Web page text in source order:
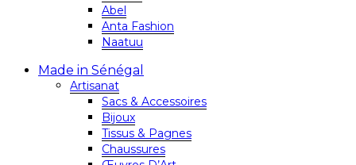
Abel
Anta Fashion
Naatuu
Made in Sénégal
Artisanat
Sacs & Accessoires
Bijoux
Tissus & Pagnes
Chaussures